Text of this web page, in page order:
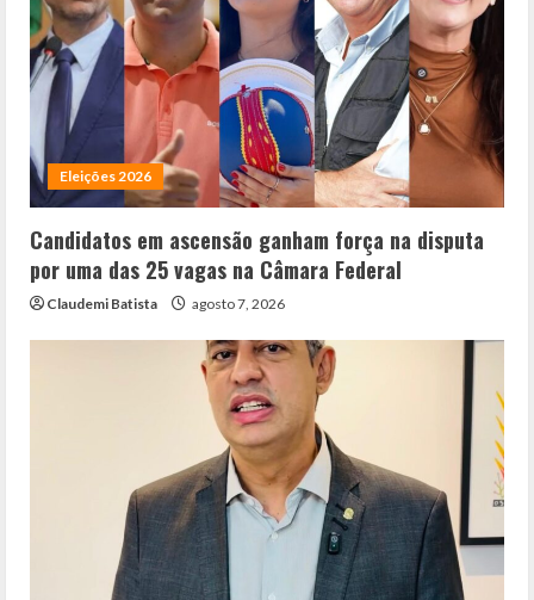
Eleições 2026
Candidatos em ascensão ganham força na disputa
por uma das 25 vagas na Câmara Federal
Claudemi Batista agosto 7, 2026